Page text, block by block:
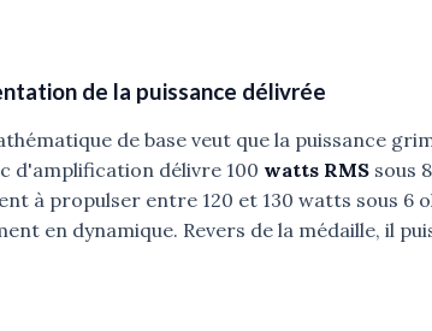
de la puissance délivrée
de base veut que la puissance
d'amplification délivre 100 watts RMS sous
à propulser entre 120 et 130 watts sous 6
en dynamique. Revers de la médaille, il